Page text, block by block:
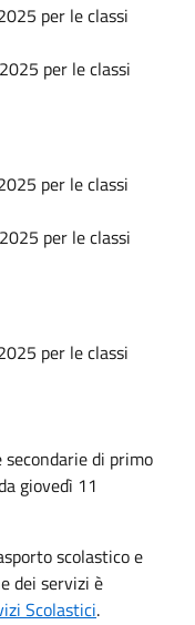
per le classi
per le classi
per le classi
per le classi
per le classi
di primo
giovedì 11
scolastico e
dei servizi è
Scolastici.